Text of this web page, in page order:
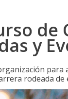
de
y
para
rodeada de